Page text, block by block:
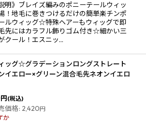
明》ブレイズ編みのポニーテールウィッ
！地毛に巻きつけるだけの簡単楽チンポ
ルウィッグ☆特殊ヘアーもウィッグで即
先にはカラフル飾りゴム付き☆細かい三
クール！エスニッ…
ッグ☆グラデーションロングストレート
イエロー×グリーン混合毛先ネオンイエロ
円(税込)
価格: 2,420円
か